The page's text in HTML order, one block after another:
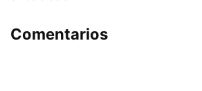
Comentarios